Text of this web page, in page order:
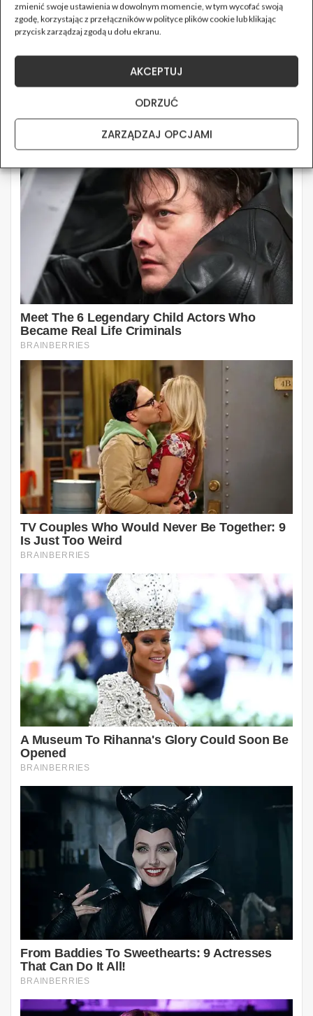
zmienić swoje ustawienia w dowolnym momencie, w tym wycofać swoją
zgodę, korzystając z przełączników w polityce plików cookie lub klikając
przycisk zarządzaj zgodą u dołu ekranu.
AKCEPTUJ
ODRZUĆ
ZARZĄDZAJ OPCJAMI